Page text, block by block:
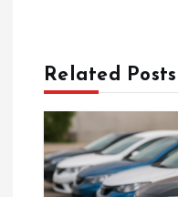
n
m
Related Posts